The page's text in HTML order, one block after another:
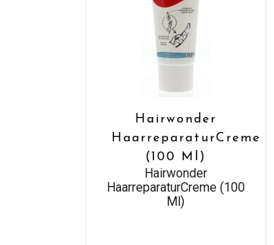
Hairwonder
HaarreparaturCreme
(100 Ml)
Hairwonder
HaarreparaturCreme (100
Ml)